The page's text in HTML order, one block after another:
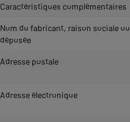
Caractéristiques complémentaires
Nom du fabricant, raison sociale
déposée
Adresse postale
Adresse électronique